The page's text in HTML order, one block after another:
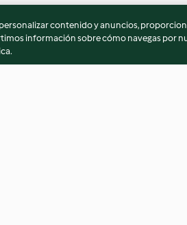
contenido y anuncios,
información sobre cómo navegas por